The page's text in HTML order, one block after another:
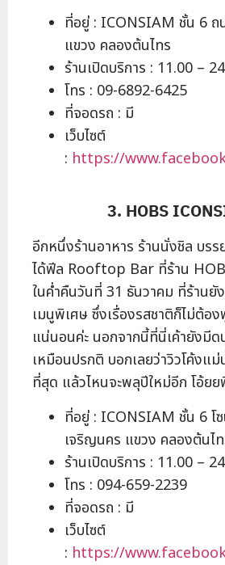
ที่อยู่ : ICONSIAM ชั้น 6
แขวง คลองต้นไทร
ร้านเปิดบริการ : 11.00 –
โทร : 09-6892-6425
ที่จอดรถ : มี
เว็บไซต์
: https://
3. HOBS
อีกหนึ่งร้านอาหาร ร้านนั่งชิล บร
ได้ฟีล Rooftop Bar ที่ร้าน
ในค่ำคืนวันที่ 31 ธันวาคม ที่ร้านยั
เมนูพิเศษ ซึ่งเรื่องรสชาติก็ไม่ต้อ
แน่นอนค่ะ นอกจากนี้ที่นี่เค้ายังมีด
เหมือนปรกติ​ บอกเลยว่าวิวโค้งแม่
ที่สุด แล้วไหนจะพลุปีใหม่อีก โอ้ย
ที่อยู่ : ICONSIAM ชั้น 6 โ
เจริญนคร แขวง คลองต้นไ
ร้านเปิดบริการ : 11.00 –
โทร : 094-659-2239
ที่จอดรถ : มี
เว็บไซต์
: https://